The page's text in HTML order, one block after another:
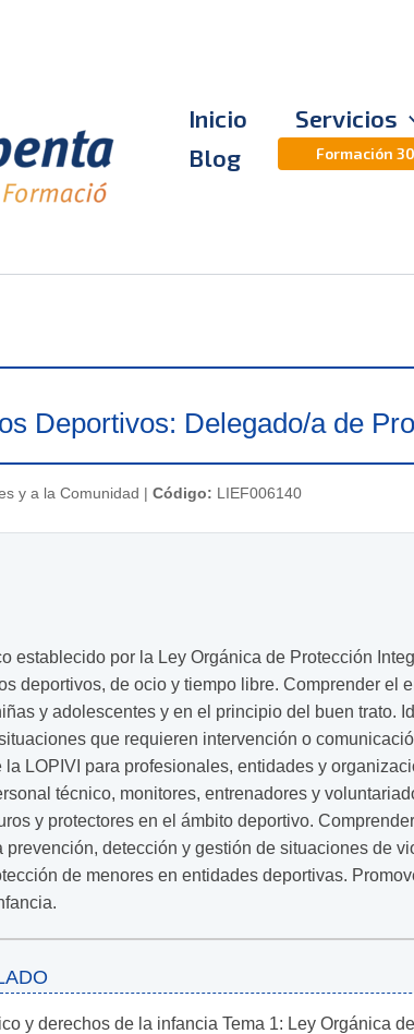
Inicio Servicios
Blog
Formación
Deportivos: Delegado/a de
y a la Comunidad | Código: LIEF006140
establecido por la Ley Orgánica de Protección
deportivos, de ocio y tiempo libre. Comprender
y adolescentes y en el principio del buen trato.
que requieren intervención o
LOPIVI para profesionales, entidades y
técnico, monitores, entrenadores y
y protectores en el ámbito deportivo.
detección y gestión de situaciones de
de menores en entidades deportivas.
y derechos de la infancia Tema 1: Ley Orgánica